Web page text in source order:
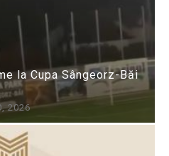
la Cupa Sângeorz-Băi
2026